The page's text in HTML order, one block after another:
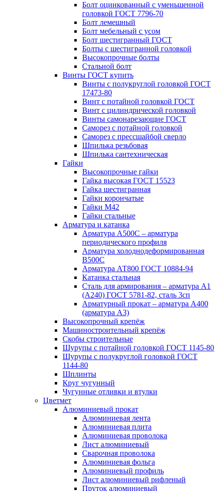
Болт оцинкованный с уменьшенной
головкой ГОСТ 7796-70
Болт лемешный
Болт мебельный с усом
Болт шестигранный ГОСТ
Болты с шестигранной головкой
Высокопрочные болты
Стальной болт
Винты ГОСТ купить
Винты с полукруглой головкой ГОСТ
17473-80
Винт с потайной головкой ГОСТ
Винт с цилиндрической головкой
Винты самонарезающие ГОСТ
Саморез с потайной головкой
Саморез с прессшайбой сверло
Шпилька резьбовая
Шпилька сантехническая
Гайки
Высокопрочные гайки
Гайка высокая ГОСТ 15523
Гайка шестигранная
Гайки корончатые
Гайки М42
Гайки стальные
Арматура и катанка
Арматура А500С – арматура
периодического профиля
Арматура холоднодеформированная
В500С
Арматура АТ800 ГОСТ 10884-94
Катанка стальная
Сталь для армирования – арматура А1
(А240) ГОСТ 5781-82, сталь 3сп
Арматурный прокат – арматура А400
(арматура А3)
Высокопрочный крепёж
Машиностроительный крепёж
Скобы строительные
Шурупы с потайной головкой ГОСТ 1145-80
Шурупы с полукруглой головкой ГОСТ
1144-80
Шплинты
Круг чугунный
Чугунные отливки и втулки
Цветмет
Алюминиевый прокат
Алюминиевая лента
Алюминиевая плита
Алюминиевая проволока
Лист алюминиевый
Сварочная проволока
Алюминиевая фольга
Алюминиевый профиль
Лист алюминиевый рифленый
Пруток алюминиевый